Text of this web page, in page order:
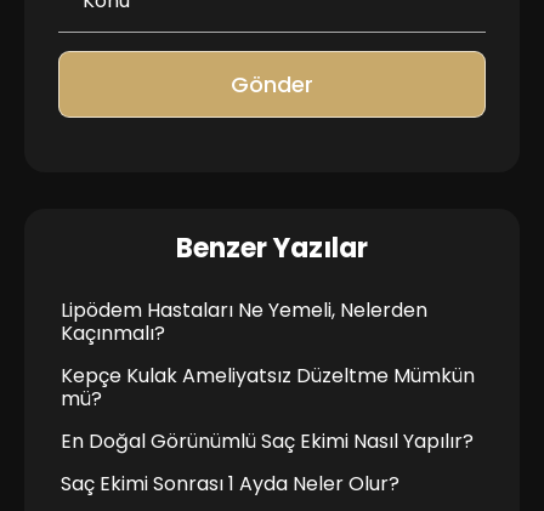
Gönder
Benzer Yazılar
Lipödem Hastaları Ne Yemeli, Nelerden
Kaçınmalı?
Kepçe Kulak Ameliyatsız Düzeltme Mümkün
mü?
En Doğal Görünümlü Saç Ekimi Nasıl Yapılır?
Saç Ekimi Sonrası 1 Ayda Neler Olur?